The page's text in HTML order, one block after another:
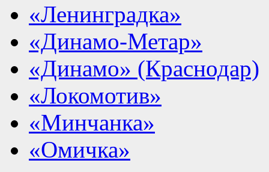
«Ленинградка»
«Динамо-Метар»
«Динамо» (Краснодар)
«Локомотив»
«Минчанка»
«Омичка»